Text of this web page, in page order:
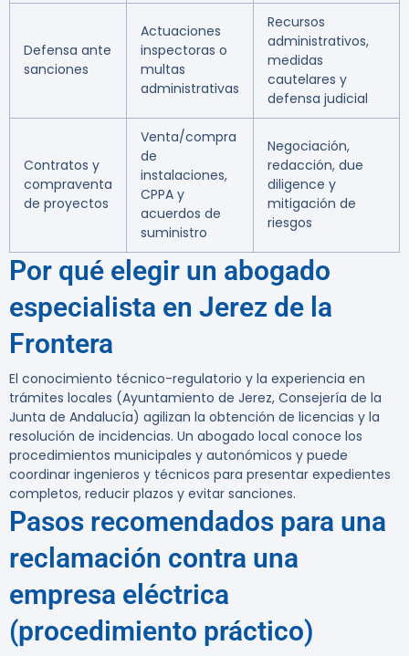
Defensa ante
sanciones
Actuaciones
inspectoras o
multas
administrativas
Recursos
administrativos,
medidas
cautelares y
defensa judicial
Contratos y
compraventa
de proyectos
Venta/compra
de
instalaciones,
CPPA y
acuerdos de
suministro
Negociación,
redacción, due
diligence y
mitigación de
riesgos
Por qué elegir un abogado
especialista en Jerez de la
Frontera
El conocimiento técnico-regulatorio y la experiencia en
trámites locales (Ayuntamiento de Jerez, Consejería de la
Junta de Andalucía) agilizan la obtención de licencias y la
resolución de incidencias. Un abogado local conoce los
procedimientos municipales y autonómicos y puede
coordinar ingenieros y técnicos para presentar expedientes
completos, reducir plazos y evitar sanciones.
Pasos recomendados para una
reclamación contra una
empresa eléctrica
(procedimiento práctico)